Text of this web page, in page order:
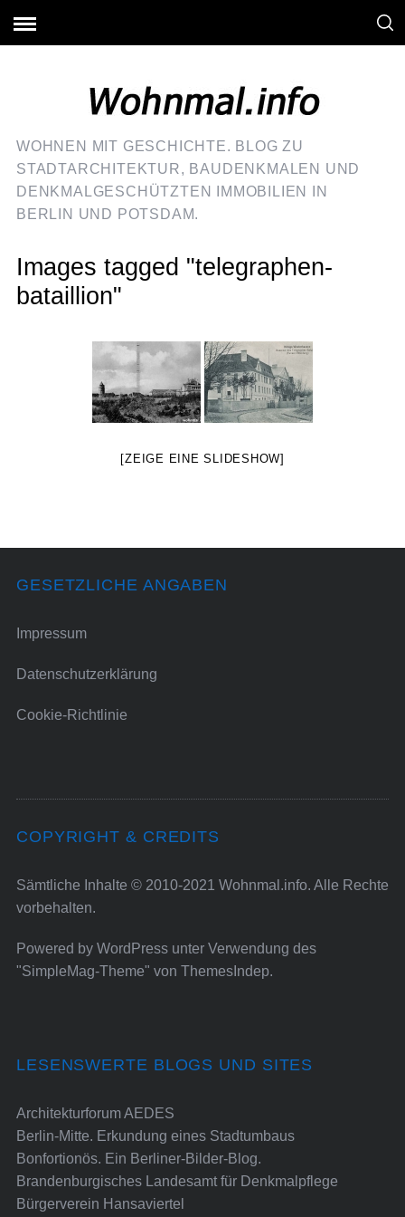
WOHNEN MIT GESCHICHTE. BLOG ZU
STADTARCHITEKTUR, BAUDENKMALEN UND
DENKMALGESCHÜTZTEN IMMOBILIEN IN
BERLIN UND POTSDAM.
Images tagged "telegraphen-
bataillion"
[ZEIGE EINE SLIDESHOW]
GESETZLICHE ANGABEN
Impressum
Datenschutzerklärung
Cookie-Richtlinie
COPYRIGHT & CREDITS
Sämtliche Inhalte © 2010-2021 Wohnmal.info. Alle Rechte
vorbehalten.
Powered by WordPressunter Verwendung des
"SimpleMag-Theme" von ThemesIndep.
LESENSWERTE BLOGS UND SITES
Architekturforum AEDES
Berlin-Mitte. Erkundung eines Stadtumbaus
Bonfortionös. Ein Berliner-Bilder-Blog.
Brandenburgisches Landesamt für Denkmalpflege
Bürgerverein Hansaviertel